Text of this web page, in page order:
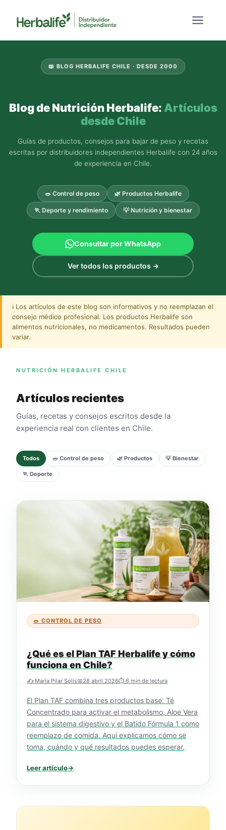
📖 BLOG HERBALIFE CHILE · DESDE 2000
Blog de Nutrición Herbalife: Artículos
desde Chile
Guías de productos, consejos para bajar de peso y recetas
escritas por distribuidores independientes Herbalife con 24 años
de experiencia en Chile.
🥗 Control de peso 🌿 Productos Herbalife
🏃 Deporte y rendimiento 💡 Nutrición y bienestar
Consultar por WhatsApp
Ver todos los productos →
ℹ️ Los artículos de este blog son informativos y no reemplazan el
consejo médico profesional. Los productos Herbalife son
alimentos nutricionales, no medicamentos. Resultados pueden
variar.
NUTRICIÓN HERBALIFE CHILE
Artículos recientes
Guías, recetas y consejos escritos desde la
experiencia real con clientes en Chile.
Todos 🥗 Control de peso 🌿 Productos 💡 Bienestar
🏃 Deporte
🍵
🥗 CONTROL DE PESO
¿Qué es el Plan TAF Herbalife y cómo
funciona en Chile?
✍️ María Pilar Solís📅28 abril 2026⏱️ 6 min de lectura
El Plan TAF combina tres productos base: Té
Concentrado para activar el metabolismo, Aloe Vera
para el sistema digestivo y el Batido Fórmula 1 como
reemplazo de comida. Aquí explicamos cómo se
toma, cuándo y qué resultados puedes esperar.
Leer artículo→